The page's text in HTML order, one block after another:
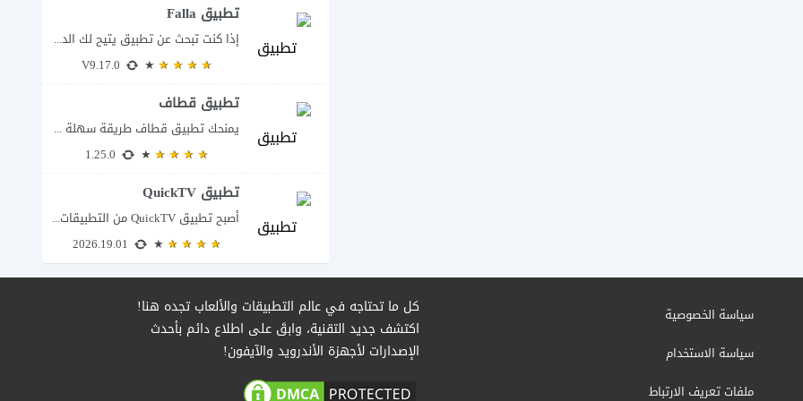
تطبيق Falla
إذا كنت تبحث عن تطبيق يتيح لك الدخول إلى غرف دردشة صوتية مباشرة والتحدث...
تطبيق قطاف
يمنحك تطبيق قطاف طريقة سهلة لمتابعة نقاط المكافآت والاستفادة منها في التسوق ودفع قيمة...
تطبيق QuickTV
أصبح تطبيق QuickTV من التطبيقات التي تستهدف محبي المسلسلات السريعة، إذ يقدم قصصًا درامية...
سياسة الخصوصية
سياسة الاستخدام
ملفات تعريف الارتباط
كل ما تحتاجه في عالم التطبيقات والألعاب تجده هنا!
اكتشف جديد التقنية، وابقَ على اطلاع دائم بأحدث
الإصدارات لأجهزة الأندرويد والآيفون!